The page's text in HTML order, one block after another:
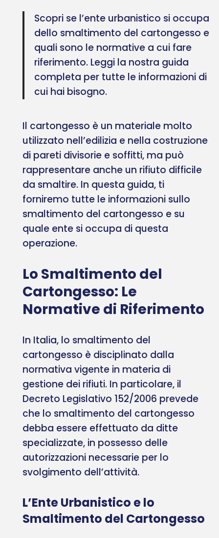
Scopri se l’ente urbanistico si occupa
dello smaltimento del cartongesso e
quali sono le normative a cui fare
riferimento. Leggi la nostra guida
completa per tutte le informazioni di
cui hai bisogno.
Il cartongesso è un materiale molto
utilizzato nell’edilizia e nella costruzione
di pareti divisorie e soffitti, ma può
rappresentare anche un rifiuto difficile
da smaltire. In questa guida, ti
forniremo tutte le informazioni sullo
smaltimento del cartongesso e su
quale ente si occupa di questa
operazione.
Lo Smaltimento del
Cartongesso: Le
Normative di Riferimento
In Italia, lo smaltimento del
cartongesso è disciplinato dalla
normativa vigente in materia di
gestione dei rifiuti. In particolare, il
Decreto Legislativo 152/2006 prevede
che lo smaltimento del cartongesso
debba essere effettuato da ditte
specializzate, in possesso delle
autorizzazioni necessarie per lo
svolgimento dell’attività.
L’Ente Urbanistico e lo
Smaltimento del Cartongesso